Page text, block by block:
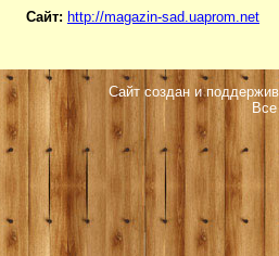
Сайт: http://magazin-sad.uaprom.net
Сайт создан и